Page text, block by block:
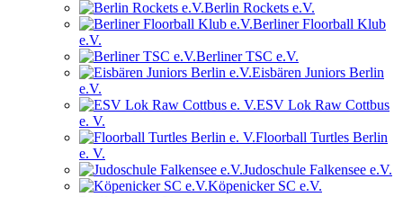
Berlin Rockets e.V.
Berliner Floorball Klub
e.V.
Berliner TSC e.V.
Eisbären Juniors Berlin
e.V.
ESV Lok Raw Cottbus
e. V.
Floorball Turtles Berlin
e. V.
Judoschule Falkensee e.V.
Köpenicker SC e.V.